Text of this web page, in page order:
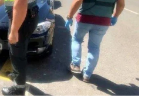
La rosa de los vientos
Gente viajera
Como el perro y el
Caso
Retornados
Equipo de
Operación Viuda
Extremadura
Galicia
La Rioja
Navarra
País Vasco
Virales
Televisión
Elecciones